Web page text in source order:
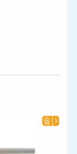
5